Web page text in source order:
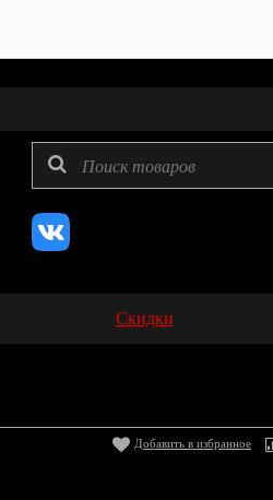
Скидки
Добавить в избранное